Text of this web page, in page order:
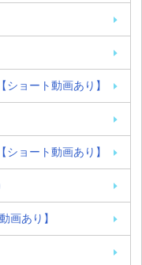
ョート動画あり】
ョート動画あり】
画あり】